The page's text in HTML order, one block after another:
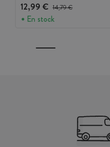
12,99 € Precio antes del descuento
14,79 €
En stock